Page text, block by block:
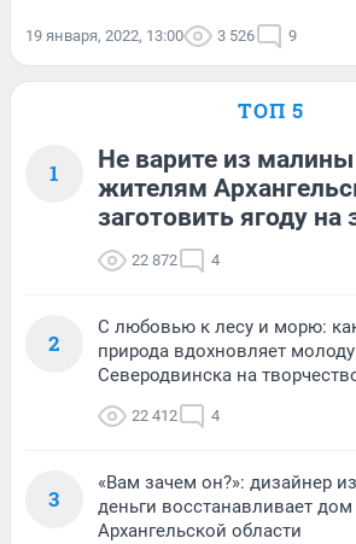
19 января, 2022, 13:00 3 526 9
ТОП 5
1
Не варите из
жителям
заготовить ягоду на
22 872 4
2
С любовью к лесу и морю:
природа вдохновляет
Северодвинска на
22 412 4
3
«Вам зачем он?»: дизайнер
деньги восстанавливает
Архангельской области